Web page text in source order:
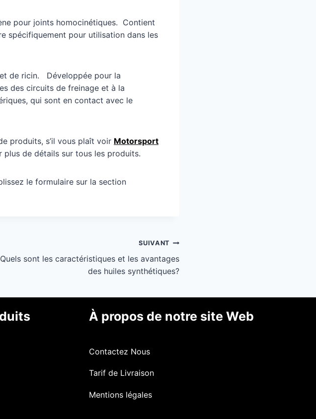
pour joints homocinétiques. Contient
spécifiquement pour utilisation dans les
de ricin. Développée pour la
des circuits de freinage et à la
qui sont en contact avec le
produits, s’il vous plaît voir Motorsport
plus de détails sur tous les produits.
le formulaire sur la section
SUIVANT
Quels sont les caractéristiques et les avantages
des huiles synthétiques?
À propos de notre site Web
Contactez Nous
Tarif de Livraison
Mentions légales